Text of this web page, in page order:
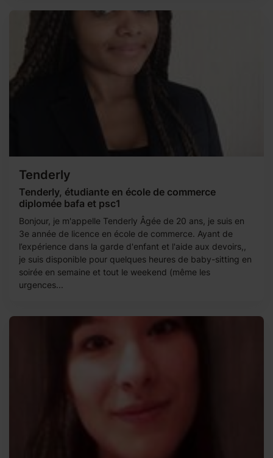
Tenderly
Tenderly, étudiante en école de commerce
diplomée bafa et psc1
Bonjour, je m'appelle Tenderly Âgée de 20 ans, je suis en
3e année de licence en école de commerce. Ayant de
l’expérience dans la garde d'enfant et l'aide aux devoirs,,
je suis disponible pour quelques heures de baby-sitting en
soirée en semaine et tout le weekend (même les
urgences...